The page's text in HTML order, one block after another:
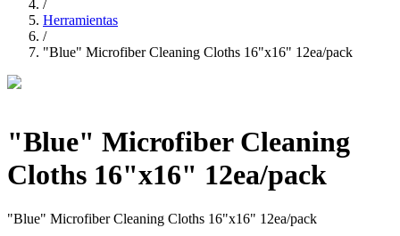
/
Herramientas
/
"Blue" Microfiber Cleaning Cloths 16"x16" 12ea/pack
"Blue" Microfiber Cleaning
Cloths 16"x16" 12ea/pack
"Blue" Microfiber Cleaning Cloths 16"x16" 12ea/pack